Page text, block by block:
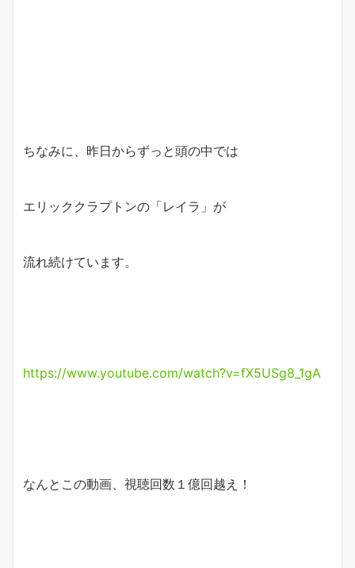
ちなみに、昨日からずっと頭の中では
エリッククラプトンの「レイラ」が
流れ続けています。
https://www.youtube.com/watch?v=fX5USg8_1gA
なんとこの動画、視聴回数１億回越え！